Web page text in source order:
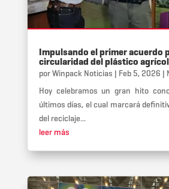
Impulsando el primer acuerdo
circularidad del plástico
porWinpack Noticias | Feb 5, 2026 |
Hoy celebramos un gran hito
últimos días, el cual marcará
del reciclaje...
leer más